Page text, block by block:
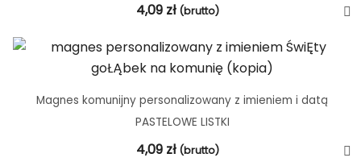
4,09 zł (brutto)
Magnes komunijny personalizowany z imieniem i datą
PASTELOWE LISTKI
4,09 zł (brutto)